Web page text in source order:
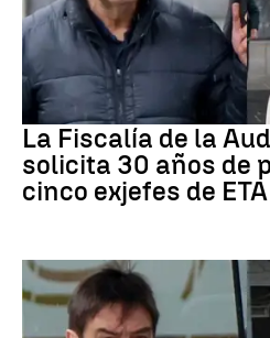
ETA
La Fiscalía de la
solicita 30 años de
cinco exjefes de ETA